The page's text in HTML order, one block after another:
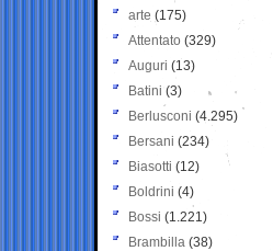
arte (175)
Attentato (329)
Auguri (13)
Batini (3)
Berlusconi (4.295)
Bersani (234)
Biasotti (12)
Boldrini (4)
Bossi (1.221)
Brambilla (38)